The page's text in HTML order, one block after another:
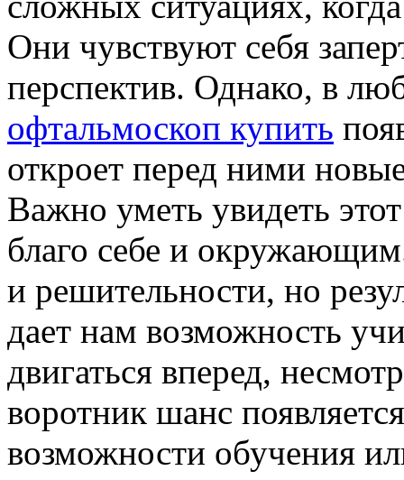
Они чувствуют себя
перспектив. Однако, в
офтальмоскоп купить
откроет перед ними
Важно уметь увидеть
благо себе и
и решительности, но
дает нам возможность
двигаться вперед,
воротник шанс
возможности обучения